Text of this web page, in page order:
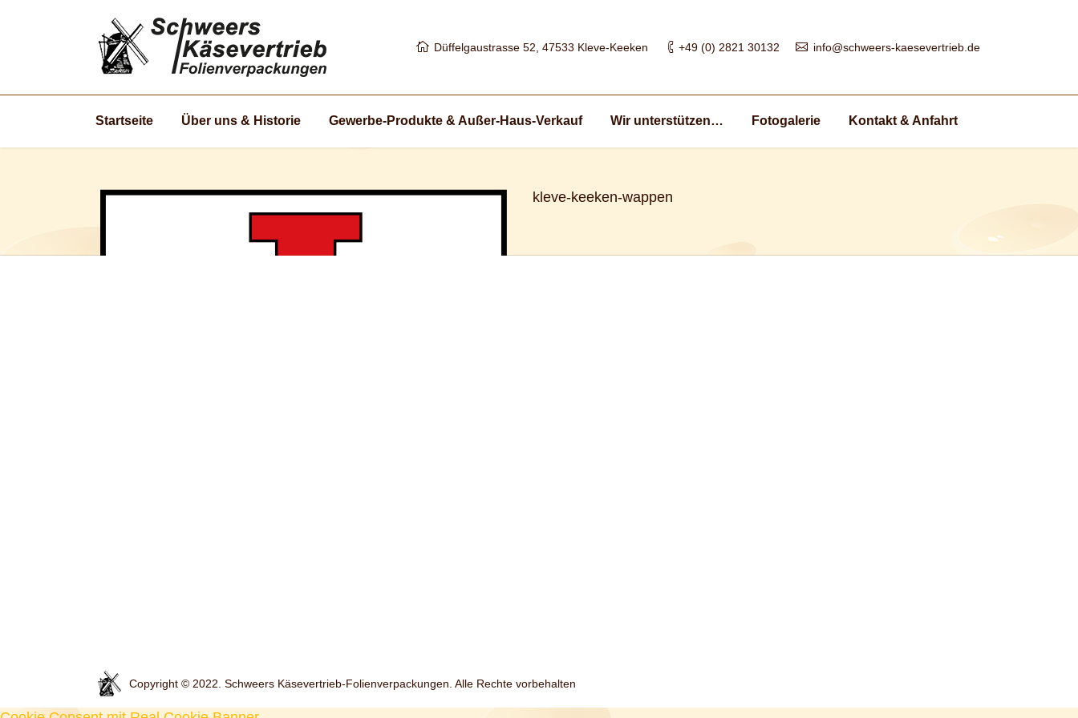
Düffelgaustrasse 52, 47533 Kleve-Keeken +49 (0) 2821 30132 info@schweers-kaesevertrieb.de
Startseite Über uns & Historie Gewerbe-Produkte & Außer-Haus-Verkauf Wir unterstützen… Fotogalerie Kontakt & Anfahrt
kleve-keeken-wappen
Copyright © 2022. Schweers Käsevertrieb-Folienverpackungen. Alle Rechte vorbehalten